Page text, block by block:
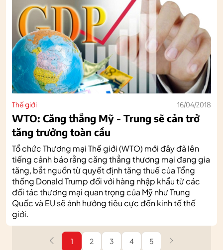
Thế giới 16/04/2018
WTO: Căng thẳng Mỹ - Trung sẽ cản trở
tăng trưởng toàn cầu
Tổ chức Thương mại Thế giới (WTO) mới đây đã lên
tiếng cảnh báo rằng căng thẳng thương mại đang gia
tăng, bắt nguồn từ quyết định tăng thuế của Tổng
thống Donald Trump đối với hàng nhập khẩu từ các
đối tác thương mại quan trọng của Mỹ như Trung
Quốc và EU sẽ ảnh hưởng tiêu cực đến kinh tế thế
giới.
1 2 3 4 5